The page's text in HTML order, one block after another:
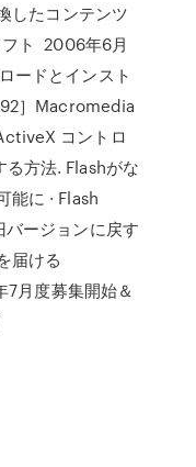
したコンテンツ
ト 2006年6月
ードとインスト
］Macromedia
コントロ
方法. Flashがな
能に · Flash
ージョンに戻す
届ける
7月度募集開始＆